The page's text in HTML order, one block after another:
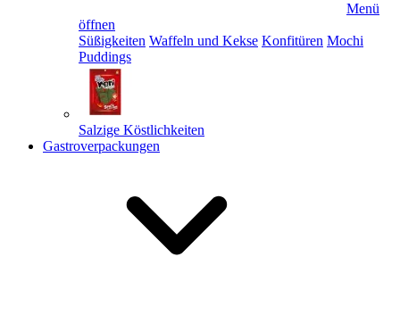
Menü
öffnen
Süßigkeiten Waffeln und Kekse Konfitüren Mochi
Puddings
Salzige Köstlichkeiten
Gastroverpackungen